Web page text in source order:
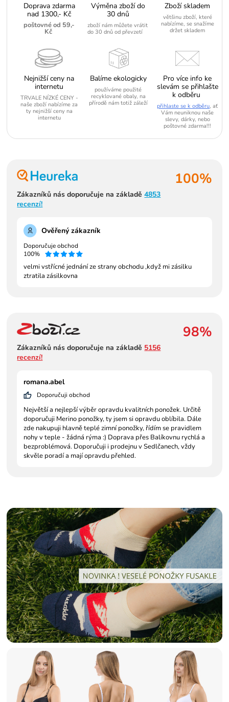
Doprava zdarma
nad 1300,- Kč
poštovné od 59,-
Kč
Výměna zboží do
30 dnů
zboží nám můžete vrátit
do 30 dnů od převzetí
Zboží skladem
většinu zboží, které
nabízíme, se snažíme
držet skladem
Nejnižší ceny na
internetu
TRVALE NÍZKÉ CENY -
naše zboží nabízíme za
ty nejnižší ceny na
internetu
Balíme ekologicky
používáme použité
recyklované obaly, na
přírodě nám totiž záleží
Pro více info ke
slevám se přihlašte
k odběru
přihlaste se k odběru, ať
Vám neuniknou naše
slevy, dárky, nebo
poštovné zdarma!!!
100%
Zákazníků nás doporučuje na základě4853
recenzí!
Ověřený zákazník
Doporučuje obchod
100%
velmi vstřícné jednání ze strany obchodu ,když mi zásilku
ztratila zásilkovna
98%
Zákazníků nás doporučuje na základě 5156
recenzí!
romana.abel
Doporučuji obchod
Největší a nejlepší výběr opravdu kvalitních ponožek. Určitě
doporučuji Merino ponožky, ty jsem si opravdu oblíbila. Dále
zde nakupuji hlavně teplé zimní ponožky, řídím se pravidlem
nohy v teple - žádná rýma :) Doprava přes Balíkovnu rychlá a
bezproblémová. Doporučuji i prodejnu v Sedlčanech, vždy
skvěle poradí a mají opravdu přehled.